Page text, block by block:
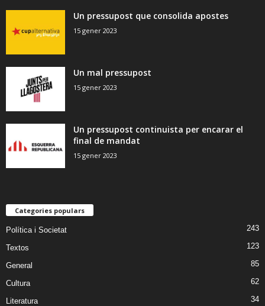
Un pressupost que consolida apostes
15 gener 2023
Un mal pressupost
15 gener 2023
Un pressupost continuista per encarar el
final de mandat
15 gener 2023
Categories populars
Política i Societat 243
Textos 123
General 85
Cultura 62
Literatura 34